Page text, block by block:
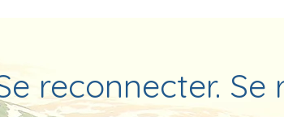
reconnecter. Se